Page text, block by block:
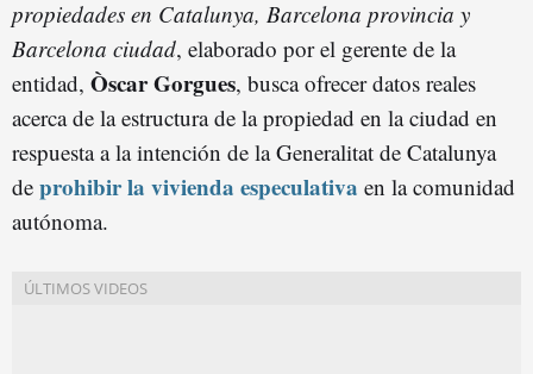
propiedades en Catalunya, Barcelona provincia y
Barcelona ciudad, elaborado por el gerente de la
entidad, Òscar Gorgues, busca ofrecer datos reales
acerca de la estructura de la propiedad en la ciudad en
respuesta a la intención de la Generalitat de Catalunya
de prohibir la vivienda especulativa en la comunidad
autónoma.